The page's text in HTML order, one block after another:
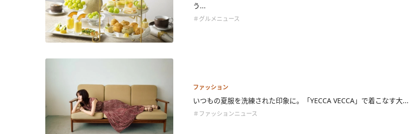
う...
＃グルメニュース
ファッション
いつもの夏服を洗練された印象に。「YECCA VECCA」で着こなす大...
＃ファッションニュース